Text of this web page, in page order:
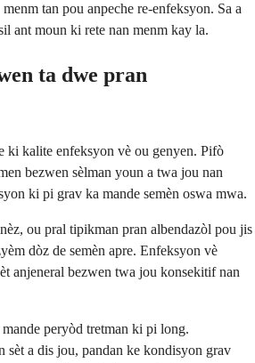
tan pou anpeche re-enfeksyon. Sa a
ant moun ki rete nan menm kay la.
ta dwe pran
ki kalite enfeksyon vè ou genyen. Pifò
bezwen sèlman youn a twa jou nan
ki pi grav ka mande semèn oswa mwa.
ou pral tipikman pran albendazòl pou jis
dòz de semèn apre. Enfeksyon vè
anjeneral bezwen twa jou konsekitif nan
peryòd tretman ki pi long.
sèt a dis jou, pandan ke kondisyon grav